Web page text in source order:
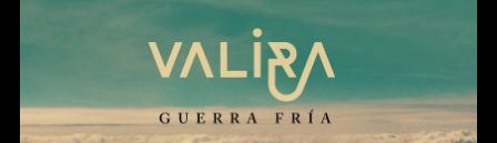
Guerra Fría (Single)